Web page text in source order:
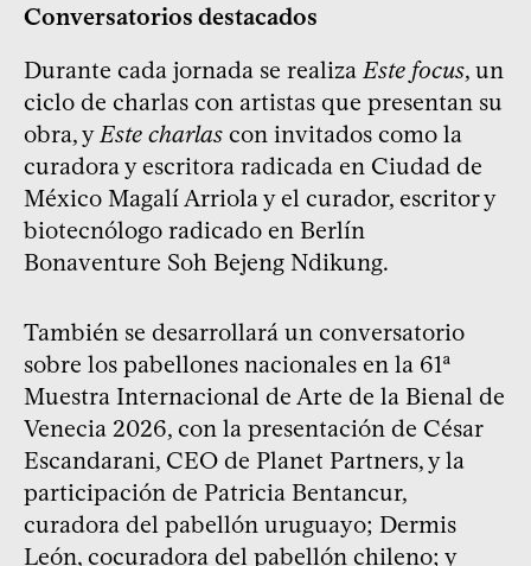
Conversatorios destacados
Durante cada jornada se realiza Este focus, un
ciclo de charlas con artistas que presentan su
obra, y Este charlas con invitados como la
curadora y escritora radicada en Ciudad de
México Magalí Arriola y el curador, escritor y
biotecnólogo radicado en Berlín
Bonaventure Soh Bejeng Ndikung.
También se desarrollará un conversatorio
sobre los pabellones nacionales en la 61ª
Muestra Internacional de Arte de la Bienal de
Venecia 2026, con la presentación de César
Escandarani, CEO de Planet Partners, y la
participación de Patricia Bentancur,
curadora del pabellón uruguayo; Dermis
León, cocuradora del pabellón chileno; y